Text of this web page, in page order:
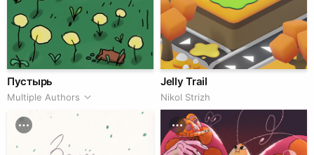
Пустырь
Multiple Authors
Jelly Trail
Nikol Strizh